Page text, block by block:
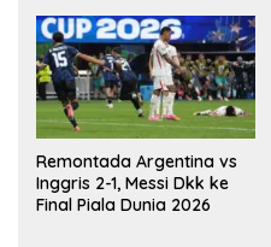
Remontada Argentina vs
Inggris 2-1, Messi Dkk ke
Final Piala Dunia 2026